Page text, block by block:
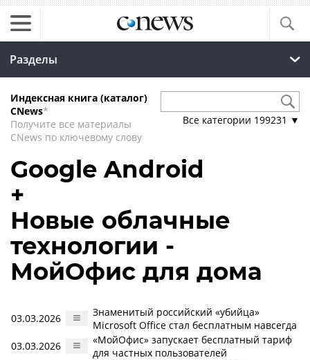
Разделы
Индексная книга (каталог)
CNews*
Получите все материалы
CNews по ключевому слову
Все категории 199231 ▼
Google Android
+
Новые облачные
технологии -
МойОфис для дома
03.03.2026
Знаменитый российский «убийца»
Microsoft Office стал бесплатным навсегда
03.03.2026
«МойОфис» запускает бесплатный тариф
для частных пользователей